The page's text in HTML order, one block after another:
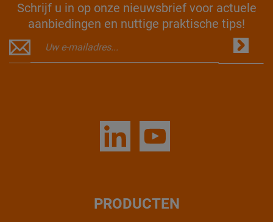
Schrijf u in op onze nieuwsbrief voor actuele
aanbiedingen en nuttige praktische tips!
PRODUCTEN